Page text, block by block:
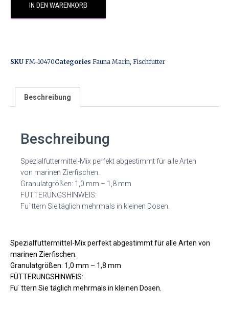
IN DEN WARENKORB
SKU FM-10470Categories Fauna Marin, Fischfutter
Beschreibung
Beschreibung
Spezialfuttermittel-Mix perfekt abgestimmt für alle Arten
von marinen Zierfischen.
Granulatgrößen: 1,0 mm – 1,8 mm
FÜTTERUNGSHINWEIS:
Fu¨ttern Sie täglich mehrmals in kleinen Dosen.
Spezialfuttermittel-Mix perfekt abgestimmt für alle Arten von
marinen Zierfischen.
Granulatgrößen: 1,0 mm – 1,8 mm
FÜTTERUNGSHINWEIS:
Fu¨ttern Sie täglich mehrmals in kleinen Dosen.